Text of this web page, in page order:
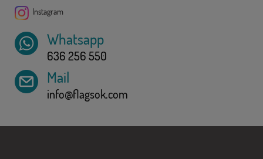
Instagram
Whatsapp
636 256 550
Mail
info@flagsok.com